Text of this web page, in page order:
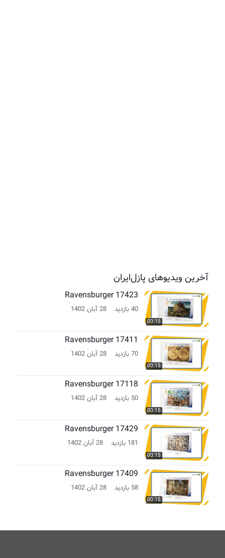
آخرین ویدیوهای پازل‌ایران
00:15
Ravensburger 17423
40 بازدید 28 آبان 1402
00:15
Ravensburger 17411
70 بازدید 28 آبان 1402
00:15
Ravensburger 17118
50 بازدید 28 آبان 1402
00:15
Ravensburger 17429
181 بازدید 28 آبان 1402
00:15
Ravensburger 17409
58 بازدید 28 آبان 1402